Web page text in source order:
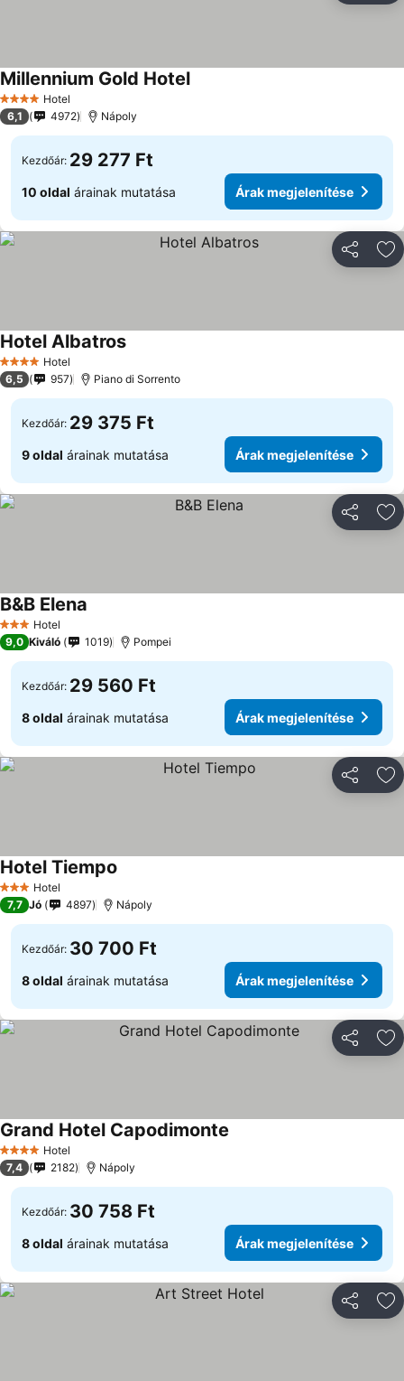
4 KategóriaHotel
Millennium Gold HotelÁrak megjelenítése
6,1 4972 Nápoly
Kezdőár: 29 277 Ft
10 oldal árainak mutatása Árak megjelenítése
4 KategóriaHotel
Hotel AlbatrosÁrak megjelenítése
6,5 957 Piano di Sorrento
Kezdőár: 29 375 Ft
9 oldal árainak mutatása Árak megjelenítése
3 Kategória
Hotel
B&B Elena
9,0 Kiváló 1019 Pompei
Kezdőár: 29 560 Ft
8 oldal árainak mutatása Árak megjelenítése
3 Kategória
Hotel
Hotel Tiempo
7,7 Jó 4897 Nápoly
Kezdőár: 30 700 Ft
8 oldal árainak mutatása Árak megjelenítése
4 KategóriaHotel
Grand Hotel Capodimonte
7,4 2182 Nápoly
Kezdőár: 30 758 Ft
8 oldal árainak mutatása Árak megjelenítése